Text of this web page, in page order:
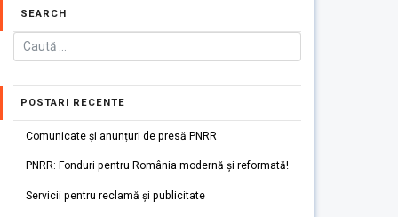
SEARCH
POSTARI RECENTE
Comunicate și anunțuri de presă PNRR
PNRR: Fonduri pentru România modernă și reformată!
Servicii pentru reclamă și publicitate